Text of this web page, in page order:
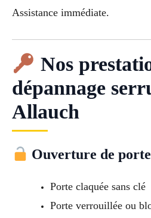
Assistance immédiate.
Nos
dépannage
Allauch
Ouverture de porte
Porte claquée sans clé
Porte verrouillée ou